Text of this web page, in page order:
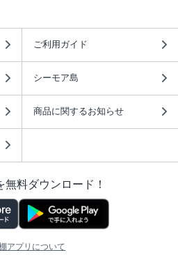
ご利用ガイド
シーモア島
商品に関するお知らせ
無料ダウンロード！
アプリについて